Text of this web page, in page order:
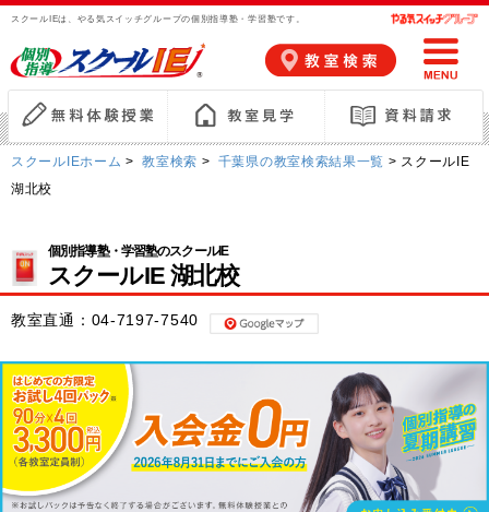
スクールIEは、やる気スイッチグループの個別指導塾・学習塾です。
スクールIEホーム > 教室検索 > 千葉県の教室検索結果一覧 > スクールIE
湖北校
個別指導塾・学習塾のスクールIE
スクールIE 湖北校
教室直通： 04-7197-7540